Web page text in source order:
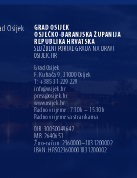
GRAD OSIJEK
OSJEČKO-BARANJSKA ŽUPANIJA
REPUBLIKA HRVATSKA
SLUŽBENI PORTAL GRADA NA DRAVI
OSIJEK.HR
Grad Osijek
F. Kuhača 9, 31000 Osijek
T: +385 31 229 229
info@osijek.hr
press@osijek.hr
www.osijek.hr
Radno vrijeme : 7:30h – 15:30h
Radno vrijeme sa strankama
OIB: 30050049642
MB: 2640651
Žiro-račun: 2360000–1831200002
IBAN: HR5023600001831200002